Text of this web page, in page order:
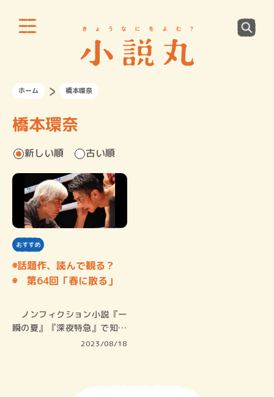
ホーム 橋本環奈
橋本環奈
新しい順 古い順
おすすめ
◉話題作、読んで観る？
◉ 第64回「春に散る」
ノンフィクション小説『一
瞬の夏』『深夜特急』で知ら
2023/08/18